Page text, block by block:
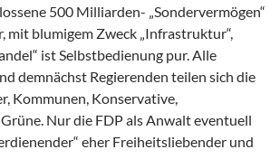
500 Milliarden- „Sondervermögen“
mit blumigem Zweck „Infrastruktur“,
ist Selbstbedienung pur. Alle
demnächst Regierenden teilen sich die
Kommunen, Konservative,
Nur die FDP als Anwalt eventuell
eher Freiheitsliebender und